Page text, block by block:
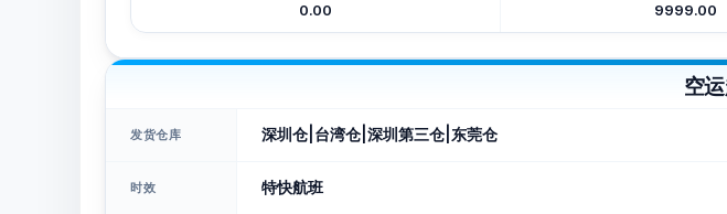
0.00 9999.00
空
发货仓库 深圳仓|台湾仓|深圳第三仓|东莞仓
时效 特快航班